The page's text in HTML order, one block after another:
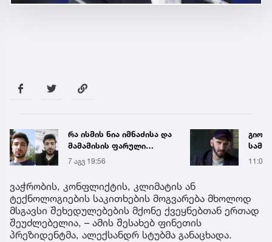
რა ისმის ნია იმნაძისა და
მამამისის ფარული
ჩანაწერიდან - გიგა
ავალიანის მკვლელობის
საქმე
7 აგვ 19:56 11:04
ვაჭრობის, კონფლიქტის, კლიმატის ან
ტექნოლოგიების საკითხების მოგვარება მხოლოდ
მსგავსი შეხედულებების მქონე ქვეყნებთან ერთად
შეუძლებელია, – ამის შესახებ ფინეთის
პრეზიდენტმა, ალექსანდრ სტუბმა განაცხადა.